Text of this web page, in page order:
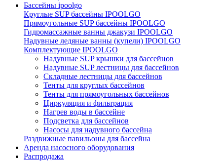
Бассейны ipoolgo
Круглые SUP бассейны IPOOLGO
Прямоугольные SUP бассейны IPOOLGO
Гидромассажные ванны джакузи IPOOLGO
Надувные ледяные ванны (купели) IPOOLGO
Комплектующие IPOOLGO
Надувные SUP крышки для бассейнов
Надувные SUP лестницы для бассейнов
Складные лестницы для бассейнов
Тенты для круглых бассейнов
Тенты для прямоугольных бассейнов
Циркуляция и фильтрация
Нагрев воды в бассейне
Подсветка для бассейнов
Насосы для надувного бассейна
Раздвижные павильоны для бассейна
Аренда насосного оборудования
Распродажа